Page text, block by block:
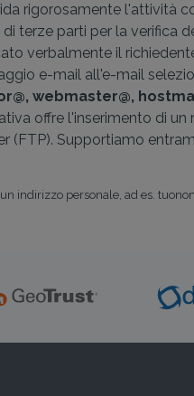
rigorosamente l'attività
terze parti per la verifica
verbalmente il
e-mail all'e-mail
webmaster@,
offre l'inserimento di
(FTP). Supportiamo
indirizzo personale, ad es.